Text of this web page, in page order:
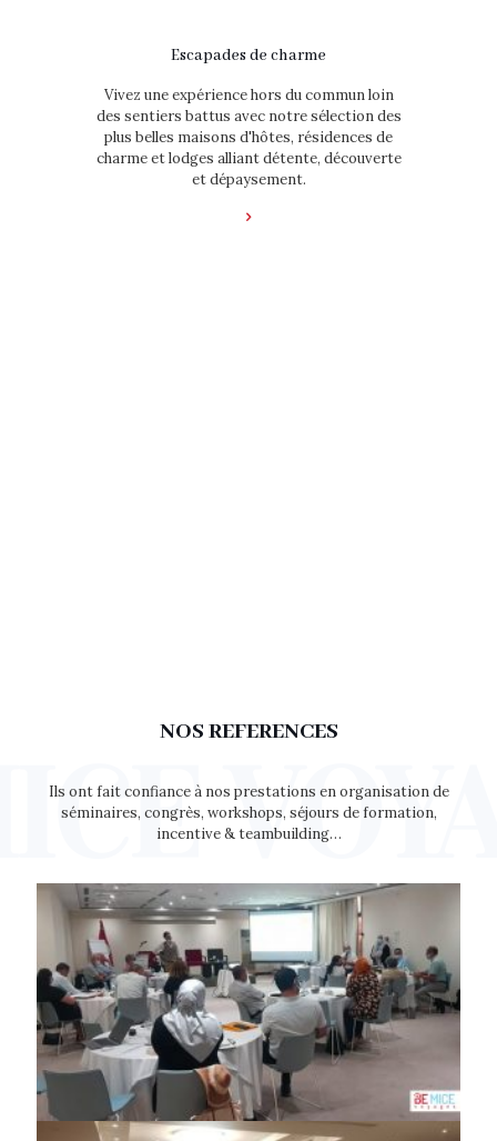
Escapades de charme
Vivez une expérience hors du commun loin
des sentiers battus avec notre sélection des
plus belles maisons d'hôtes, résidences de
charme et lodges alliant détente, découverte
et dépaysement.
NOS REFERENCES
Ils ont fait confiance à nos prestations en organisation de
séminaires, congrès, workshops, séjours de formation,
incentive & teambuilding…